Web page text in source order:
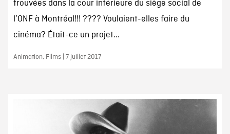
trouvées dans la cour intérieure du siège social de
l’ONF à Montréal!!! ???? Voulaient-elles faire du
cinéma? Était-ce un projet...
Animation, Films | 7 juillet 2017